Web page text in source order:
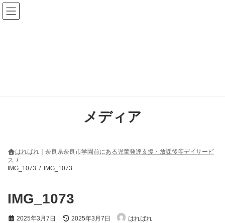
コ
ン
テ
ナ
ビ
ゲ
メディア
はればれ｜奈良県奈良市学園前にある児童発達支援・放課後等デイサービ
ス
IMG_1073
IMG_1073
IMG_1073
2025年3月7日
最
2025年3月7日 はればれ